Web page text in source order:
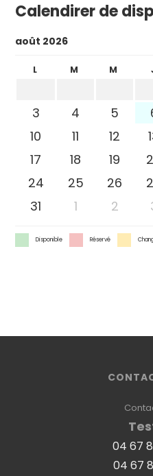
Calendirer de
août 2026
L M M
3
4 5
10
11 12
17
18 19
24
25 26
31
1 2
Disponible Réservé
04 67
04 67